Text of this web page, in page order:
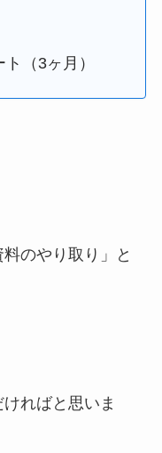
（3ヶ月）
のやり取り」と
ればと思いま